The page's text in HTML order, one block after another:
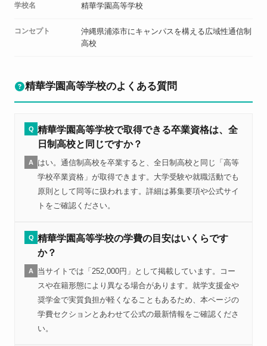
学校名 精華学園高等学校
コンセプト
沖縄県浦添市にキャンパスを構える広域性通信制
高校
精華学園高等学校のよくある質問
Q 精華学園高等学校で取得できる卒業資格は、全
日制高校と同じですか？
A
はい。通信制高校を卒業すると、全日制高校と同じ「高等
学校卒業資格」が取得できます。大学受験や就職活動でも
原則として同等に扱われます。詳細は募集要項や公式サイ
トをご確認ください。
Q 精華学園高等学校の学費の目安はいくらです
か？
A
当サイトでは「252,000円」として掲載しています。コー
スや在籍形態により異なる場合があります。就学支援金や
奨学金で実質負担が軽くなることもあるため、本ページの
学費セクションとあわせて公式の最新情報をご確認くださ
い。